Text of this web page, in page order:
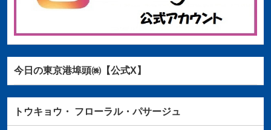
今日の東京港埠頭㈱【公式X】
トウキョウ・ フローラル・パサージュ